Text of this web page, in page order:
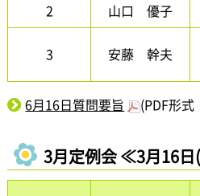
2
山口 優子
3 安藤 幹夫
6月16日質問要旨 (PDF形式
3月定例会 ≪3月16